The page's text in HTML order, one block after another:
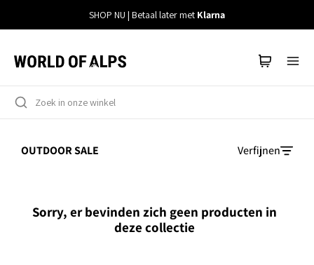
content
SHOP NU | Betaal later met Klarna
OUTDOOR SALE Verfijnen
Sorry, er bevinden zich geen producten in
deze collectie